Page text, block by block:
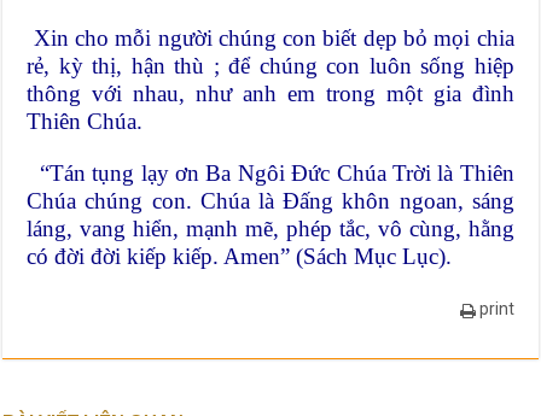
Xin cho mỗi người chúng con biết dẹp bỏ mọi chia
rẻ, kỳ thị, hận thù ; để chúng con luôn sống hiệp
thông với nhau, như anh em trong một gia đình
Thiên Chúa.
“Tán tụng lạy ơn Ba Ngôi Đức Chúa Trời là Thiên
Chúa chúng con. Chúa là Đấng khôn ngoan, sáng
láng, vang hiển, mạnh mẽ, phép tắc, vô cùng, hằng
có đời đời kiếp kiếp. Amen” (Sách Mục Lục).
print